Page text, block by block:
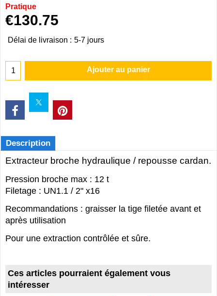
Pratique
€130.75
Délai de livraison : 5-7 jours
Ajouter au panier
Description
Extracteur broche hydraulique / repousse cardan.
Pression broche max : 12 t
Filetage : UN1.1 / 2" x16
Recommandations : graisser la tige filetée avant et
après utilisation
Pour une extraction contrôlée et sûre.
Ces articles pourraient également vous
intéresser